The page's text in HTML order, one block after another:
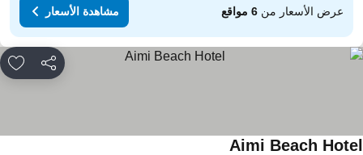
عرض الأسعار من6 مواقع مشاهدة الأسعار
مشاركة
Aimi Beach